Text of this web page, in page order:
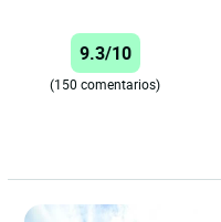
9.3/10
(150 comentarios)